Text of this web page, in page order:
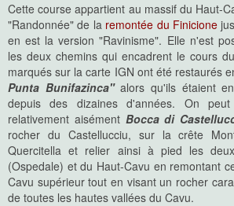
Cette course appartient au massif du Haut-
"Randonnée" de la remontée du Finicione
en est la version "Ravinisme". Elle n'est
les deux chemins qui encadrent le cours
marqués sur la carte IGN ont été restaurés
Punta Bunifazinca"alors qu'ils étaient
depuis des dizaines d'années. On peut
relativement aisément Bocca di
rocher du Castellucciu, sur la crête
Quercitella et relier ainsi à pied les
(Ospedale) et du Haut-Cavu en remontant
Cavu supérieur tout en visant un rocher
de toutes les hautes vallées du Cavu.